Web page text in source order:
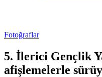
Fotoğraflar
5. İlerici Gençlik
afişlemelerle